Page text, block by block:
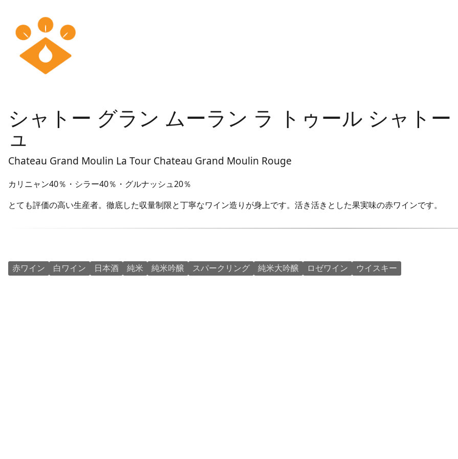
シャトー グラン ムーラン ラ トゥール シャト
ュ
Chateau Grand Moulin La Tour Chateau Grand Moulin Rouge
カリニャン40％・シラー40％・グルナッシュ20％
とても評価の高い生産者。徹底した収量制限と丁寧なワイン造りが身上です。活き活きとした果実味の赤ワインです。
赤ワイン 白ワイン 日本酒 純米 純米吟醸 スパークリング 純米大吟醸 ロゼワイン ウイスキー